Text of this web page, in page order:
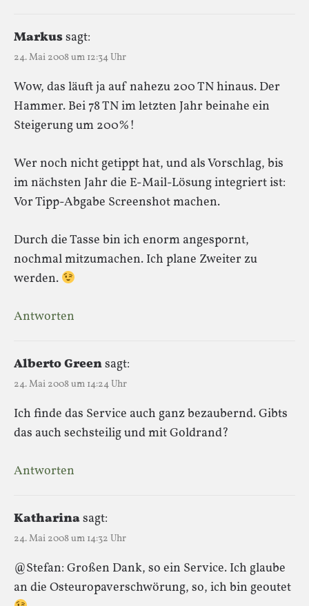
Markussagt:
24. Mai 2008 um 12:34 Uhr
Wow, das läuft ja auf nahezu 200 TN hinaus. Der
Hammer. Bei 78 TN im letzten Jahr beinahe ein
Steigerung um 200%!
Wer noch nicht getippt hat, und als Vorschlag, bis
im nächsten Jahr die E-Mail-Lösung integriert ist:
Vor Tipp-Abgabe Screenshot machen.
Durch die Tasse bin ich enorm angespornt,
nochmal mitzumachen. Ich plane Zweiter zu
werden.
Antworten
Alberto Greensagt:
24. Mai 2008 um 14:24 Uhr
Ich finde das Service auch ganz bezaubernd. Gibts
das auch sechsteilig und mit Goldrand?
Antworten
Katharinasagt:
24. Mai 2008 um 14:32 Uhr
@Stefan: Großen Dank, so ein Service. Ich glaube
an die Osteuropaverschwörung, so, ich bin geoutet